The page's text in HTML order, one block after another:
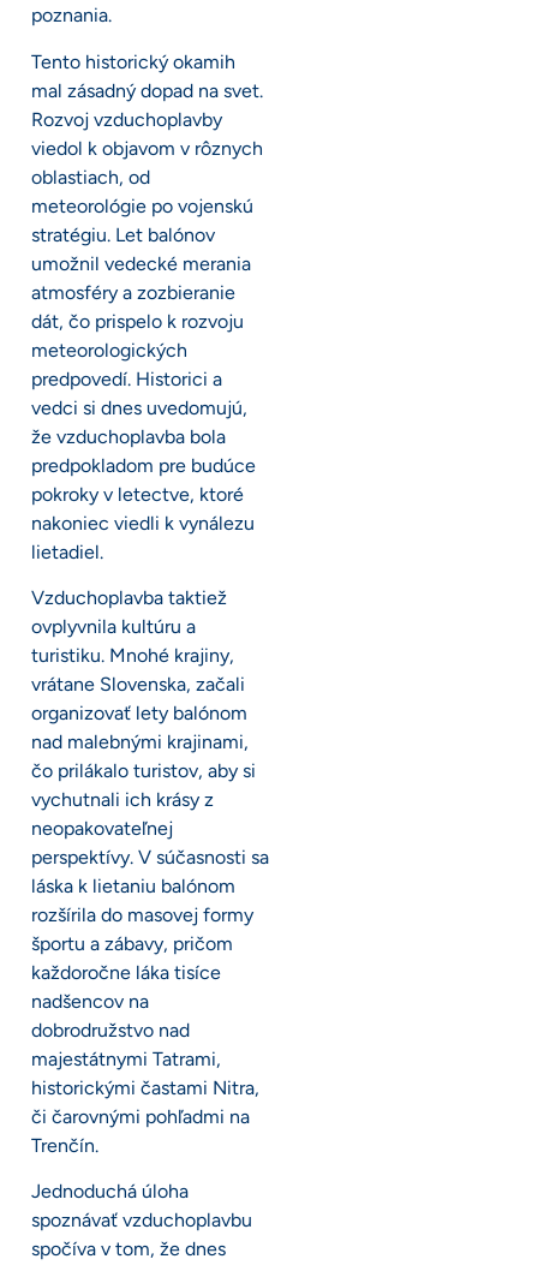
poznania.
Tento historický okamih
mal zásadný dopad na svet.
Rozvoj vzduchoplavby
viedol k objavom v rôznych
oblastiach, od
meteorológie po vojenskú
stratégiu. Let balónov
umožnil vedecké merania
atmosféry a zozbieranie
dát, čo prispelo k rozvoju
meteorologických
predpovedí. Historici a
vedci si dnes uvedomujú,
že vzduchoplavba bola
predpokladom pre budúce
pokroky v letectve, ktoré
nakoniec viedli k vynálezu
lietadiel.
Vzduchoplavba taktiež
ovplyvnila kultúru a
turistiku. Mnohé krajiny,
vrátane Slovenska, začali
organizovať lety balónom
nad malebnými krajinami,
čo prilákalo turistov, aby si
vychutnali ich krásy z
neopakovateľnej
perspektívy. V súčasnosti sa
láska k lietaniu balónom
rozšírila do masovej formy
športu a zábavy, pričom
každoročne láka tisíce
nadšencov na
dobrodružstvo nad
majestátnymi Tatrami,
historickými častami Nitra,
či čarovnými pohľadmi na
Trenčín.
Jednoduchá úloha
spoznávať vzduchoplavbu
spočíva v tom, že dnes